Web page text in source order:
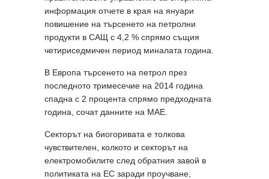
информация отчете в края на януари
повишение на търсенето на петролни
продукти в САЩ с 4,2 % спрямо същия
четириседмичен период миналата година.
В Европа търсенето на петрол през
последното тримесечие на 2014 година
спадна с 2 процента спрямо предходната
година, сочат данните на МАЕ.
Секторът на биогоривата е толкова
чувствителен, колкото и секторът на
електромобилите след обратния завой в
политиката на ЕС заради проучване,